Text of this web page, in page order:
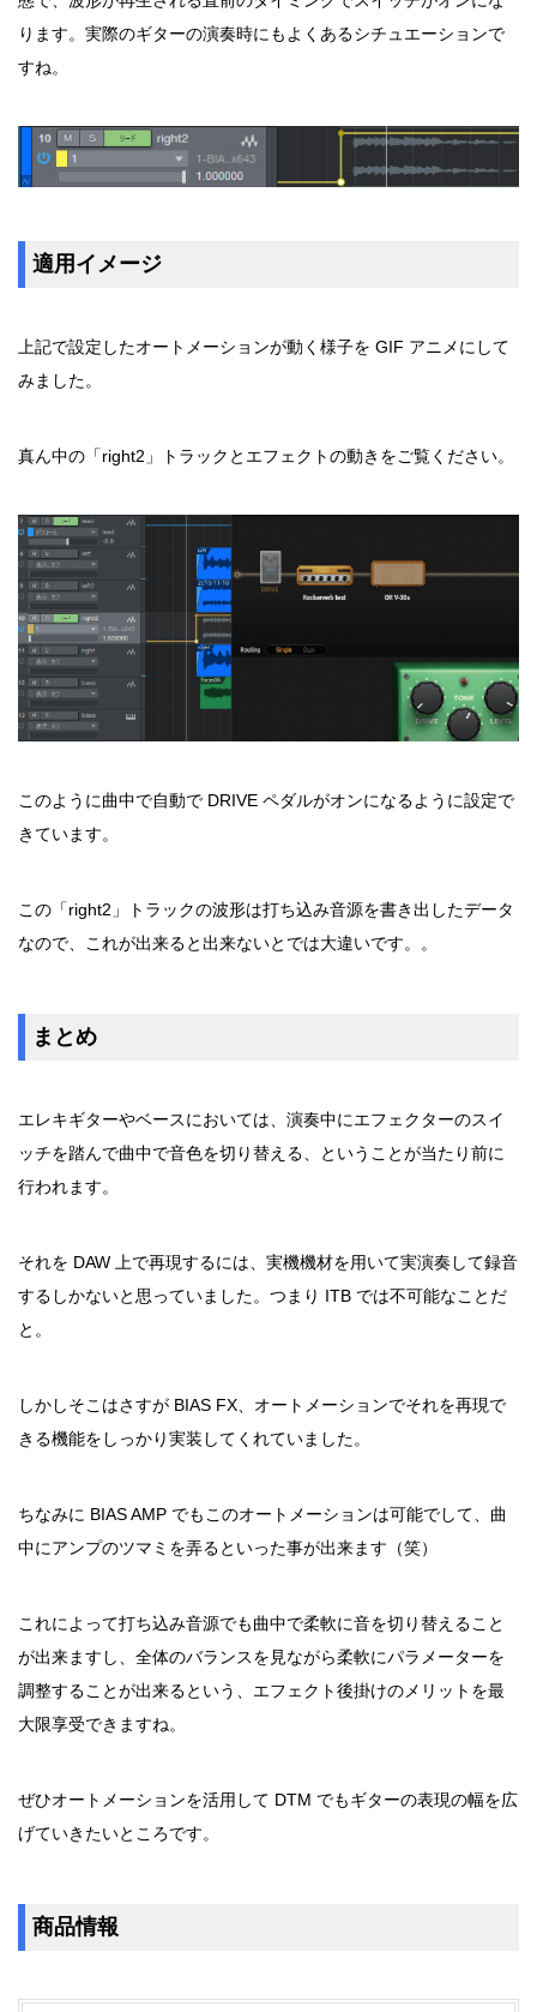
ります。実際のギターの演奏時にもよくあるシチュエーションで
すね。
適用イメージ
上記で設定したオートメーションが動く様子を GIF アニメにして
みました。
真ん中の「right2」トラックとエフェクトの動きをご覧ください。
このように曲中で自動で DRIVE ペダルがオンになるように設定で
きています。
この「right2」トラックの波形は打ち込み音源を書き出したデータ
なので、これが出来ると出来ないとでは大違いです。。
まとめ
エレキギターやベースにおいては、演奏中にエフェクターのスイ
ッチを踏んで曲中で音色を切り替える、ということが当たり前に
行われます。
それを DAW 上で再現するには、実機機材を用いて実演奏して録音
するしかないと思っていました。つまり ITB では不可能なことだ
と。
しかしそこはさすが BIAS FX、オートメーションでそれを再現で
きる機能をしっかり実装してくれていました。
ちなみに BIAS AMP でもこのオートメーションは可能でして、曲
中にアンプのツマミを弄るといった事が出来ます（笑）
これによって打ち込み音源でも曲中で柔軟に音を切り替えること
が出来ますし、全体のバランスを見ながら柔軟にパラメーターを
調整することが出来るという、エフェクト後掛けのメリットを最
大限享受できますね。
ぜひオートメーションを活用して DTM でもギターの表現の幅を広
げていきたいところです。
商品情報